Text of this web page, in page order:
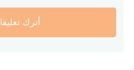
أترك تعليقا